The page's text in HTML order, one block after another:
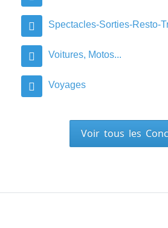
Spectacles-Sorties-Resto-
Voitures, Motos...
Voyages
Voir tous les